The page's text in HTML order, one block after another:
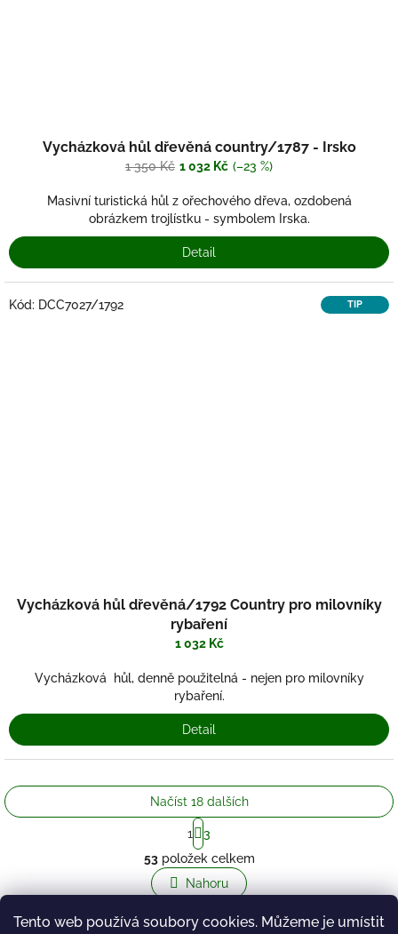
Tento web používá soubory cookies. Můžeme je umístit
Vycházková hůl dřevěná country/1787 - Irsko
1 350 Kč 1 032 Kč (–23 %)
Masivní turistická hůl z ořechového dřeva, ozdobená
obrázkem trojlístku - symbolem Irska.
Detail
TIP
Vycházková hůl dřevěná/1792 Country pro milovníky
rybaření
1 032 Kč
Vycházková hůl, denně použitelná - nejen pro milovníky
rybaření.
Detail
Kód: DCC7027/1792
O
v
l
á
d
Načíst 18 dalších
S
t
r
á
n
k
o
v
1
3
53položek celkem
Nahoru